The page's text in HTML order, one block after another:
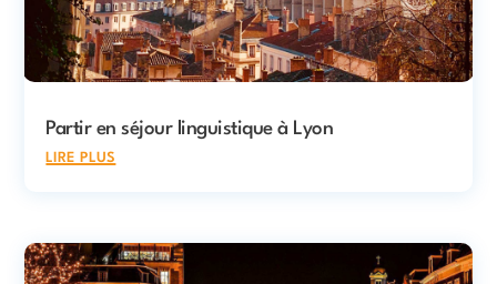
Partir en séjour linguistique à Lyon
lire plus